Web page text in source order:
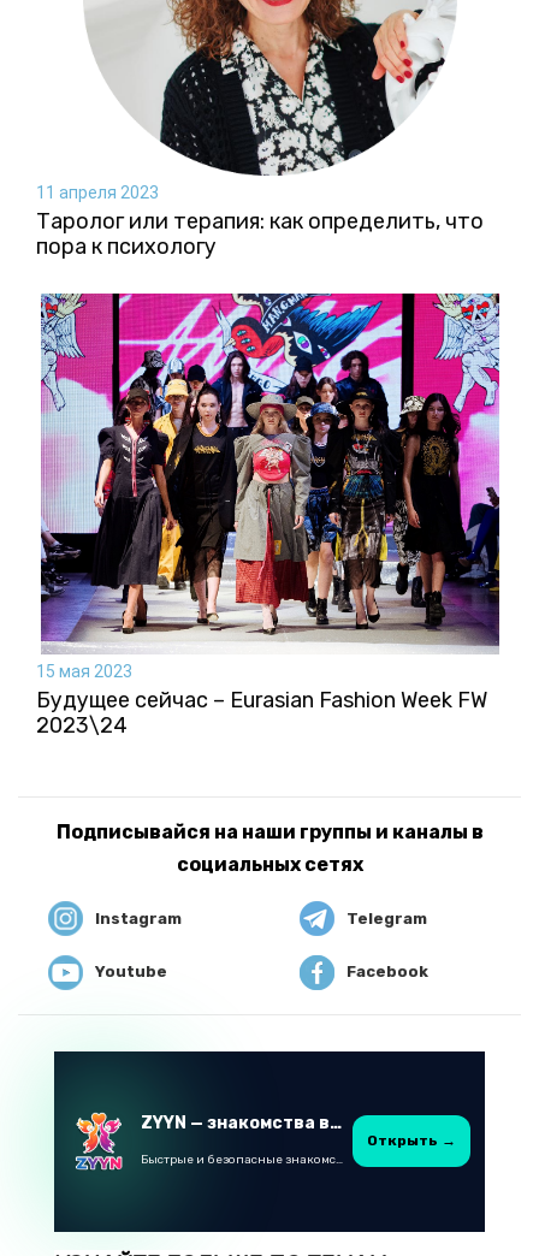
11 апреля 2023
Таролог или терапия: как определить, что
пора к психологу
15 мая 2023
Будущее сейчас – Eurasian Fashion Week FW
2023\24
Подписывайся на наши группы и каналы в
социальных сетях
Instagram Telegram
Youtube Facebook
ZYYN — знакомства в Казахстане
Быстрые и безопасные знакомства в Telegram
Открыть →